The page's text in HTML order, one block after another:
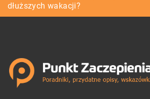
dłuższych wakacji?